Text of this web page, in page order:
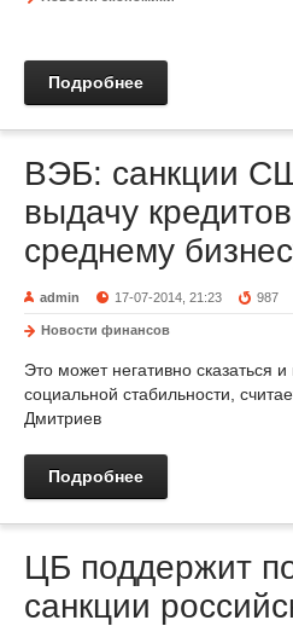
Подробнее
ВЭБ: санкции
выдачу
среднему
admin 17-07-2014, 21:23 987
Новости финансов
Это может негативно сказаться
социальной стабильности,
Дмитриев
Подробнее
ЦБ поддержит
санкции